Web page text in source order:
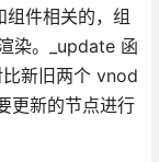
件相关的，组
染。_update 函
新旧两个 vnod
更新的节点进行